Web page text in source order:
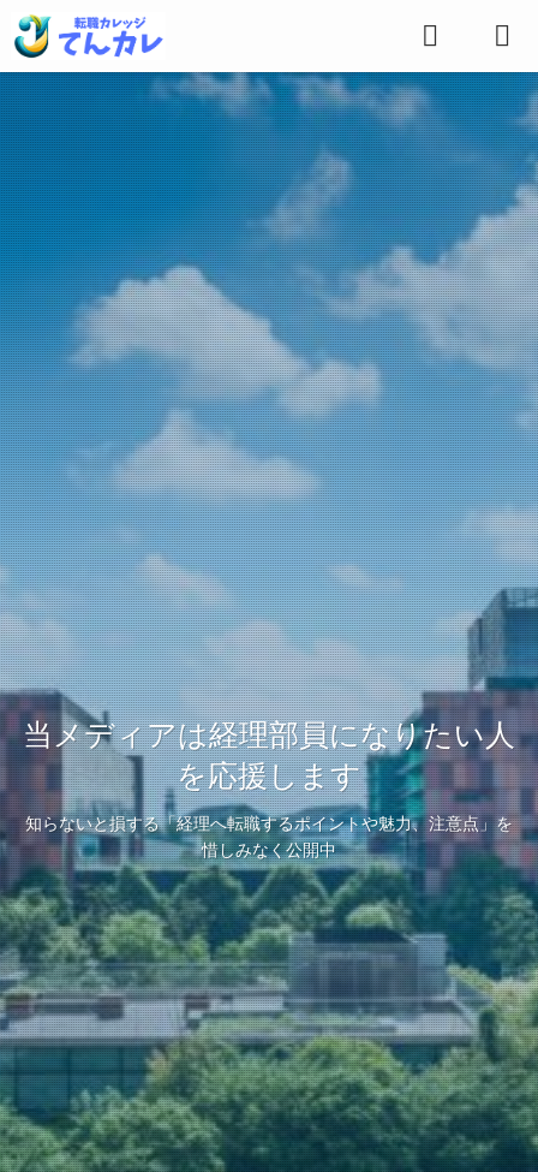
当メディアは経理部員になりたい人
を応援します
知らないと損する「経理へ転職するポイントや魅力、注意点」を
惜しみなく公開中